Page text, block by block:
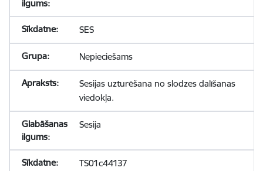
SES
Nepieciešams
Sesijas uzturēšana no slodzes dalīšanas
viedokļa.
Sesija
TS01c44137